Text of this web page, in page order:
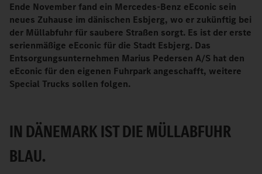
Ende November fand ein Mercedes-Benz eEconic sein
neues Zuhause im dänischen Esbjerg, wo er zukünftig bei
der Müllabfuhr für saubere Straßen sorgt. Es ist der erste
serienmäßige eEconic für die Stadt Esbjerg. Das
Entsorgungsunternehmen Marius Pedersen A/S hat den
eEconic für den eigenen Fuhrpark angeschafft, weitere
Special Trucks sollen folgen.
IN DÄNEMARK IST DIE MÜLLABFUHR
BLAU.